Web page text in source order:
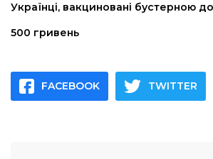
Українці, вакциновані бустерною
500 гривень
FACEBOOK TWITTER